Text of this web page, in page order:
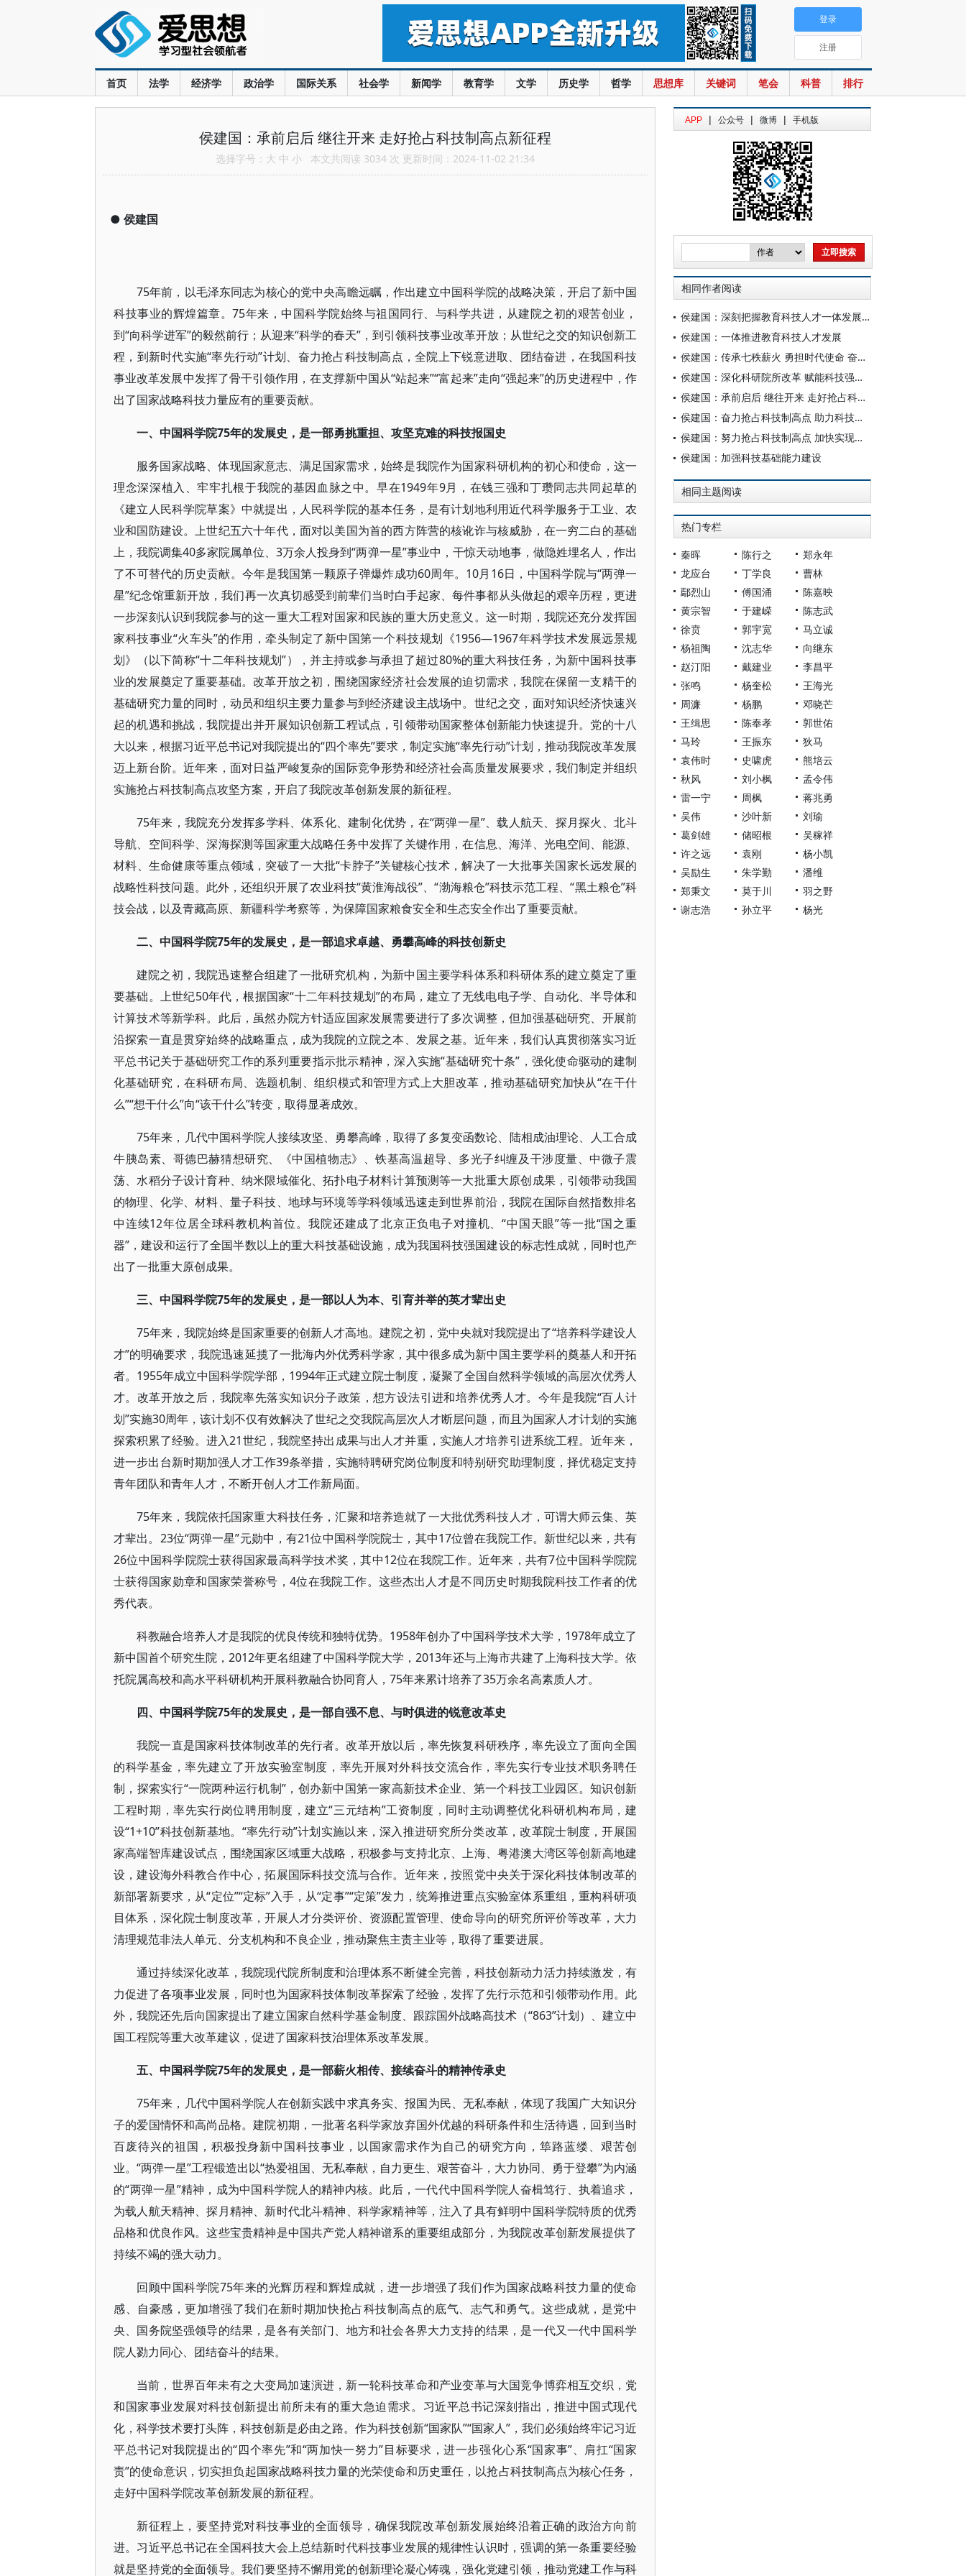
首页 法学 经济学 政治学 国际关系 社会学 新闻学 教育学 文学 历史学 哲学 思想库 关键词 笔会 科普 排行
登录
注册
侯建国：承前启后 继往开来 走好抢占科技制高点新征程
选择字号： 大 中 小 本文共阅读 3034 次 更新时间：2024-11-02 21:34
● 侯建国
75年前，以毛泽东同志为核心的党中央高瞻远瞩，作出建立中国科学院的战略决策，开启了新中国
科技事业的辉煌篇章。75年来，中国科学院始终与祖国同行、与科学共进，从建院之初的艰苦创业，
到“向科学进军”的毅然前行；从迎来“科学的春天”，到引领科技事业改革开放；从世纪之交的知识创新工
程，到新时代实施“率先行动”计划、奋力抢占科技制高点，全院上下锐意进取、团结奋进，在我国科技
事业改革发展中发挥了骨干引领作用，在支撑新中国从“站起来”“富起来”走向“强起来”的历史进程中，作
出了国家战略科技力量应有的重要贡献。
一、中国科学院75年的发展史，是一部勇挑重担、攻坚克难的科技报国史
服务国家战略、体现国家意志、满足国家需求，始终是我院作为国家科研机构的初心和使命，这一
理念深深植入、牢牢扎根于我院的基因血脉之中。早在1949年9月，在钱三强和丁瓒同志共同起草的
《建立人民科学院草案》中就提出，人民科学院的基本任务，是有计划地利用近代科学服务于工业、农
业和国防建设。上世纪五六十年代，面对以美国为首的西方阵营的核讹诈与核威胁，在一穷二白的基础
上，我院调集40多家院属单位、3万余人投身到“两弹一星”事业中，干惊天动地事，做隐姓埋名人，作出
了不可替代的历史贡献。今年是我国第一颗原子弹爆炸成功60周年。10月16日，中国科学院与“两弹一
星”纪念馆重新开放，我们再一次真切感受到前辈们当时白手起家、每件事都从头做起的艰辛历程，更进
一步深刻认识到我院参与的这一重大工程对国家和民族的重大历史意义。这一时期，我院还充分发挥国
家科技事业“火车头”的作用，牵头制定了新中国第一个科技规划《1956—1967年科学技术发展远景规
划》（以下简称“十二年科技规划”），并主持或参与承担了超过80%的重大科技任务，为新中国科技事
业的发展奠定了重要基础。改革开放之初，围绕国家经济社会发展的迫切需求，我院在保留一支精干的
基础研究力量的同时，动员和组织主要力量参与到经济建设主战场中。世纪之交，面对知识经济快速兴
起的机遇和挑战，我院提出并开展知识创新工程试点，引领带动国家整体创新能力快速提升。党的十八
大以来，根据习近平总书记对我院提出的“四个率先”要求，制定实施“率先行动”计划，推动我院改革发展
迈上新台阶。近年来，面对日益严峻复杂的国际竞争形势和经济社会高质量发展要求，我们制定并组织
实施抢占科技制高点攻坚方案，开启了我院改革创新发展的新征程。
75年来，我院充分发挥多学科、体系化、建制化优势，在“两弹一星”、载人航天、探月探火、北斗
导航、空间科学、深海探测等国家重大战略任务中发挥了关键作用，在信息、海洋、光电空间、能源、
材料、生命健康等重点领域，突破了一大批“卡脖子”关键核心技术，解决了一大批事关国家长远发展的
战略性科技问题。此外，还组织开展了农业科技“黄淮海战役”、“渤海粮仓”科技示范工程、“黑土粮仓”科
技会战，以及青藏高原、新疆科学考察等，为保障国家粮食安全和生态安全作出了重要贡献。
二、中国科学院75年的发展史，是一部追求卓越、勇攀高峰的科技创新史
建院之初，我院迅速整合组建了一批研究机构，为新中国主要学科体系和科研体系的建立奠定了重
要基础。上世纪50年代，根据国家“十二年科技规划”的布局，建立了无线电电子学、自动化、半导体和
计算技术等新学科。此后，虽然办院方针适应国家发展需要进行了多次调整，但加强基础研究、开展前
沿探索一直是贯穿始终的战略重点，成为我院的立院之本、发展之基。近年来，我们认真贯彻落实习近
平总书记关于基础研究工作的系列重要指示批示精神，深入实施“基础研究十条”，强化使命驱动的建制
化基础研究，在科研布局、选题机制、组织模式和管理方式上大胆改革，推动基础研究加快从“在干什
么”“想干什么”向“该干什么”转变，取得显著成效。
75年来，几代中国科学院人接续攻坚、勇攀高峰，取得了多复变函数论、陆相成油理论、人工合成
牛胰岛素、哥德巴赫猜想研究、《中国植物志》、铁基高温超导、多光子纠缠及干涉度量、中微子震
荡、水稻分子设计育种、纳米限域催化、拓扑电子材料计算预测等一大批重大原创成果，引领带动我国
的物理、化学、材料、量子科技、地球与环境等学科领域迅速走到世界前沿，我院在国际自然指数排名
中连续12年位居全球科教机构首位。我院还建成了北京正负电子对撞机、“中国天眼”等一批“国之重
器”，建设和运行了全国半数以上的重大科技基础设施，成为我国科技强国建设的标志性成就，同时也产
出了一批重大原创成果。
三、中国科学院75年的发展史，是一部以人为本、引育并举的英才辈出史
75年来，我院始终是国家重要的创新人才高地。建院之初，党中央就对我院提出了“培养科学建设人
才”的明确要求，我院迅速延揽了一批海内外优秀科学家，其中很多成为新中国主要学科的奠基人和开拓
者。1955年成立中国科学院学部，1994年正式建立院士制度，凝聚了全国自然科学领域的高层次优秀人
才。改革开放之后，我院率先落实知识分子政策，想方设法引进和培养优秀人才。今年是我院“百人计
划”实施30周年，该计划不仅有效解决了世纪之交我院高层次人才断层问题，而且为国家人才计划的实施
探索积累了经验。进入21世纪，我院坚持出成果与出人才并重，实施人才培养引进系统工程。近年来，
进一步出台新时期加强人才工作39条举措，实施特聘研究岗位制度和特别研究助理制度，择优稳定支持
青年团队和青年人才，不断开创人才工作新局面。
75年来，我院依托国家重大科技任务，汇聚和培养造就了一大批优秀科技人才，可谓大师云集、英
才辈出。23位“两弹一星”元勋中，有21位中国科学院院士，其中17位曾在我院工作。新世纪以来，共有
26位中国科学院院士获得国家最高科学技术奖，其中12位在我院工作。近年来，共有7位中国科学院院
士获得国家勋章和国家荣誉称号，4位在我院工作。这些杰出人才是不同历史时期我院科技工作者的优
秀代表。
科教融合培养人才是我院的优良传统和独特优势。1958年创办了中国科学技术大学，1978年成立了
新中国首个研究生院，2012年更名组建了中国科学院大学，2013年还与上海市共建了上海科技大学。依
托院属高校和高水平科研机构开展科教融合协同育人，75年来累计培养了35万余名高素质人才。
四、中国科学院75年的发展史，是一部自强不息、与时俱进的锐意改革史
我院一直是国家科技体制改革的先行者。改革开放以后，率先恢复科研秩序，率先设立了面向全国
的科学基金，率先建立了开放实验室制度，率先开展对外科技交流合作，率先实行专业技术职务聘任
制，探索实行“一院两种运行机制”，创办新中国第一家高新技术企业、第一个科技工业园区。知识创新
工程时期，率先实行岗位聘用制度，建立“三元结构”工资制度，同时主动调整优化科研机构布局，建
设“1+10”科技创新基地。“率先行动”计划实施以来，深入推进研究所分类改革，改革院士制度，开展国
家高端智库建设试点，围绕国家区域重大战略，积极参与支持北京、上海、粤港澳大湾区等创新高地建
设，建设海外科教合作中心，拓展国际科技交流与合作。近年来，按照党中央关于深化科技体制改革的
新部署新要求，从“定位”“定标”入手，从“定事”“定策”发力，统筹推进重点实验室体系重组，重构科研项
目体系，深化院士制度改革，开展人才分类评价、资源配置管理、使命导向的研究所评价等改革，大力
清理规范非法人单元、分支机构和不良企业，推动聚焦主责主业等，取得了重要进展。
通过持续深化改革，我院现代院所制度和治理体系不断健全完善，科技创新动力活力持续激发，有
力促进了各项事业发展，同时也为国家科技体制改革探索了经验，发挥了先行示范和引领带动作用。此
外，我院还先后向国家提出了建立国家自然科学基金制度、跟踪国外战略高技术（“863”计划）、建立中
国工程院等重大改革建议，促进了国家科技治理体系改革发展。
五、中国科学院75年的发展史，是一部薪火相传、接续奋斗的精神传承史
75年来，几代中国科学院人在创新实践中求真务实、报国为民、无私奉献，体现了我国广大知识分
子的爱国情怀和高尚品格。建院初期，一批著名科学家放弃国外优越的科研条件和生活待遇，回到当时
百废待兴的祖国，积极投身新中国科技事业，以国家需求作为自己的研究方向，筚路蓝缕、艰苦创
业。“两弹一星”工程锻造出以“热爱祖国、无私奉献，自力更生、艰苦奋斗，大力协同、勇于登攀”为内涵
的“两弹一星”精神，成为中国科学院人的精神内核。此后，一代代中国科学院人奋楫笃行、执着追求，
为载人航天精神、探月精神、新时代北斗精神、科学家精神等，注入了具有鲜明中国科学院特质的优秀
品格和优良作风。这些宝贵精神是中国共产党人精神谱系的重要组成部分，为我院改革创新发展提供了
持续不竭的强大动力。
回顾中国科学院75年来的光辉历程和辉煌成就，进一步增强了我们作为国家战略科技力量的使命
感、自豪感，更加增强了我们在新时期加快抢占科技制高点的底气、志气和勇气。这些成就，是党中
央、国务院坚强领导的结果，是各有关部门、地方和社会各界大力支持的结果，是一代又一代中国科学
院人勠力同心、团结奋斗的结果。
当前，世界百年未有之大变局加速演进，新一轮科技革命和产业变革与大国竞争博弈相互交织，党
和国家事业发展对科技创新提出前所未有的重大急迫需求。习近平总书记深刻指出，推进中国式现代
化，科学技术要打头阵，科技创新是必由之路。作为科技创新“国家队”“国家人”，我们必须始终牢记习近
平总书记对我院提出的“四个率先”和“两加快一努力”目标要求，进一步强化心系“国家事”、肩扛“国家
责”的使命意识，切实担负起国家战略科技力量的光荣使命和历史重任，以抢占科技制高点为核心任务，
走好中国科学院改革创新发展的新征程。
新征程上，要坚持党对科技事业的全面领导，确保我院改革创新发展始终沿着正确的政治方向前
进。习近平总书记在全国科技大会上总结新时代科技事业发展的规律性认识时，强调的第一条重要经验
就是坚持党的全面领导。我们要坚持不懈用党的创新理论凝心铸魂，强化党建引领，推动党建工作与科
APP | 公众号 | 微博 | 手机版
相同作者阅读
侯建国：深刻把握教育科技人才一体发展的实践要求
侯建国：一体推进教育科技人才发展
侯建国：传承七秩薪火 勇担时代使命 奋力开创中国科学院学部工作新局面
侯建国：深化科研院所改革 赋能科技强国建设
侯建国：承前启后 继往开来 走好抢占科技制高点新征程
侯建国：奋力抢占科技制高点 助力科技强国建设
侯建国：努力抢占科技制高点 加快实现高水平科技自立自强
侯建国：加强科技基础能力建设
相同主题阅读
热门专栏
秦晖 陈行之
郑永年
龙应台
丁学良
曹林
鄢烈山
傅国涌
陈嘉映
黄宗智
于建嵘
陈志武
徐贲
郭宇宽
马立诚
杨祖陶
沈志华
向继东
赵汀阳
戴建业
李昌平
张鸣
杨奎松
王海光
周濂
杨鹏
邓晓芒
王缉思
陈奉孝
郭世佑
马玲
王振东
狄马
袁伟时
史啸虎
熊培云
秋风
刘小枫
孟令伟
雷一宁
周枫
蒋兆勇
吴伟
沙叶新
刘瑜
葛剑雄
储昭根
吴稼祥
许之远
袁刚
杨小凯
吴励生
朱学勤
潘维
郑秉文
莫于川
羽之野
谢志浩
孙立平 杨光